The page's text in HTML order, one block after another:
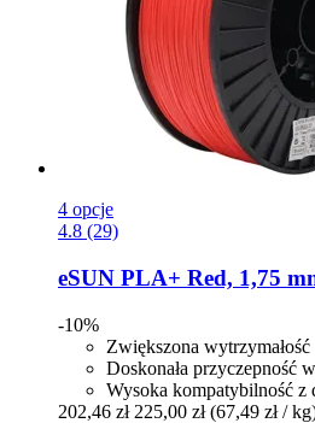
4 opcje
4.8 (29)
eSUN PLA+ Red, 1,75
-10%
Zwiększona wytrzymałość
Doskonała przyczepność
Wysoka kompatybilność z
202,46 zł 225,00 zł (67,49 zł /